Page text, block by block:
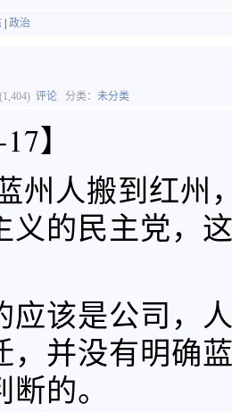
政治
评论 分类： 未分类
】
州人搬到红州
义的民主党，
应该是公司，
，并没有明确
的。